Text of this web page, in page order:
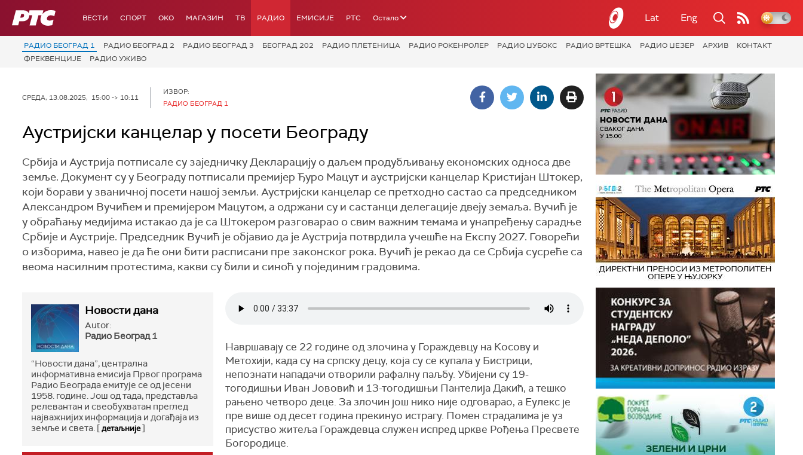
РТС ВЕСТИ СПОРТ OKO МАГАЗИН ТВ РАДИО ЕМИСИЈЕ РТС Остало Lat Eng
РАДИО БЕОГРАД 1 РАДИО БЕОГРАД 2 РАДИО БЕОГРАД 3 БЕОГРАД 202 РАДИО ПЛЕТЕНИЦА РАДИО РОКЕНРОЛЕР РАДИО ЏУБОКС РАДИО ВРТЕШКА РАДИО ЏЕЗЕР АРХИВ
КОНТАКТ
ФРЕКВЕНЦИЈЕ
РАДИО УЖИВО
СРЕДА, 13.08.2025, 15:00 -> 10:11
ИЗВОР:
РАДИО БЕОГРАД 1
Аустријски канцелар у посети Београду
Србија и Аустрија потписале су заједничку Декларацију о даљем продубљивању економских односа две
земље. Документ су у Београду потписали премијер Ђуро Мацут и аустријски канцелар Кристијан Штокер,
који борави у званичној посети нашој земљи. Аустријски канцелар се претходно састао са председником
Александром Вучићем и премијером Мацутом, а одржани су и састанци делегације двеју земаља. Вучић је
у обраћању медијима истакао да је са Штокером разговарао о свим важним темама и унапређењу сарадње
Србије и Аустрије. Председник Вучић је објавио да је Аустрија потврдила учешће на Експу 2027. Говорећи
о изборима, навео је да ће они бити расписани пре законског рока. Вучић је рекао да се Србија сусреће са
веома насилним протестима, какви су били и синоћ у појединим градовима.
Новости дана
Autor:
Радио Београд 1
“Новости дана”, централна
информативна емисија Првог програма
Радио Београда емитује се од јесени
1958. године. Још од тада, представља
релевантан и свеобухватан преглед
најважнијих информација и догађаја из
земље и света. [детаљније]
Навршавају се 22 године од злочина у Гораждевцу на Косову и
Метохији, када су на српску децу, која су се купала у Бистрици,
непознати нападачи отворили рафалну паљбу. Убијени су 19-
тогодишњи Иван Јововић и 13-тогодишњи Пантелија Дакић, а тешко
рањено четворо деце. За злочин још нико није одговарао, а Еулекс је
пре више од десет година прекинуо истрагу. Помен страдалима је уз
присуство житеља Гораждевца служен испред цркве Рођења Пресвете
Богородице.